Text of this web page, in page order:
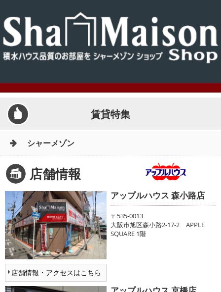
賃貸特集
シャーメゾン
店舗情報
店舗情報・アクセスはこちら
アップルハウス 森小路店
〒535-0013
大阪市旭区森小路2-17-2 APPLE
SQUARE 1階